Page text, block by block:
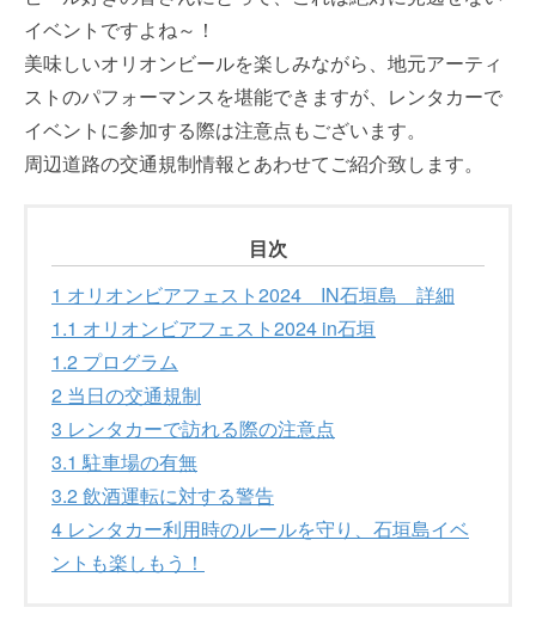
イベントですよね～！
美味しいオリオンビールを楽しみながら、地元アーティ
ストのパフォーマンスを堪能できますが、レンタカーで
イベントに参加する際は注意点もございます。
周辺道路の交通規制情報とあわせてご紹介致します。
目次
1 オリオンビアフェスト2024 IN石垣島 詳細
1.1 オリオンビアフェスト2024 in石垣
1.2 プログラム
2 当日の交通規制
3 レンタカーで訪れる際の注意点
3.1 駐車場の有無
3.2 飲酒運転に対する警告
4 レンタカー利用時のルールを守り、石垣島イベ
ントも楽しもう！